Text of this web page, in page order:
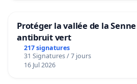
Protéger la vallée de la
antibruit vert
217 signatures
31 Signatures / 7 jours
16 Jul 2026